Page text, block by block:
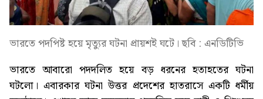
ভারতে পদপিষ্ট হয়ে মৃত্যুর ঘটনা প্রায়শই ঘটে। ছবি : এনডিটিভি
ভারতে আবারো পদদলিত হয়ে বড় ধরনের হতাহতের ঘটনা
ঘটলো। এবারকার ঘটনা উত্তর প্রদেশের হাতরাসে একটি ধর্মীয়